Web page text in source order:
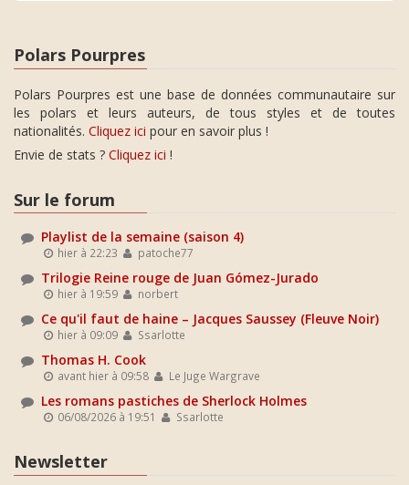
Polars Pourpres
Polars Pourpres est une base de données communautaire sur
les polars et leurs auteurs, de tous styles et de toutes
nationalités. Cliquez ici pour en savoir plus !
Envie de stats ? Cliquez ici !
Sur le forum
Playlist de la semaine (saison 4)
hier à 22:23 patoche77
Trilogie Reine rouge de Juan Gómez-Jurado
hier à 19:59 norbert
Ce qu'il faut de haine – Jacques Saussey (Fleuve Noir)
hier à 09:09 Ssarlotte
Thomas H. Cook
avant hier à 09:58 Le Juge Wargrave
Les romans pastiches de Sherlock Holmes
06/08/2026 à 19:51 Ssarlotte
Newsletter